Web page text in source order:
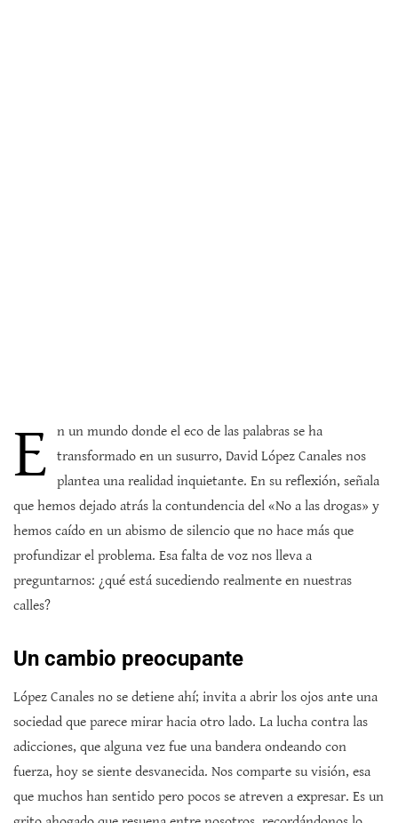
E
n un mundo donde el eco de las palabras se ha
transformado en un susurro, David López Canales nos
plantea una realidad inquietante. En su reflexión, señala
que hemos dejado atrás la contundencia del «No a las drogas» y
hemos caído en un abismo de silencio que no hace más que
profundizar el problema. Esa falta de voz nos lleva a
preguntarnos: ¿qué está sucediendo realmente en nuestras
calles?
Un cambio preocupante
López Canales no se detiene ahí; invita a abrir los ojos ante una
sociedad que parece mirar hacia otro lado. La lucha contra las
adicciones, que alguna vez fue una bandera ondeando con
fuerza, hoy se siente desvanecida. Nos comparte su visión, esa
que muchos han sentido pero pocos se atreven a expresar. Es un